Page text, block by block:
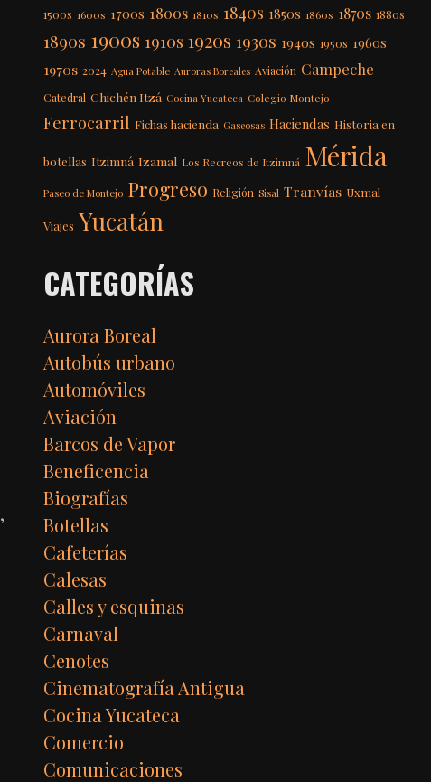
,
1500s 1600s 1700s 1800s 1810s 1840s 1850s 1860s 1870s 1880s
1890s 1900s 1910s 1920s 1930s 1940s 1950s 1960s
1970s 2024 Agua Potable Auroras Boreales Aviación Campeche
Catedral Chichén Itzá Cocina Yucateca Colegio Montejo
Ferrocarril Fichas hacienda Gaseosas Haciendas Historia en
botellas Itzimná Izamal Los Recreos de Itzimná Mérida
Paseo de Montejo Progreso Religión Sisal Tranvías Uxmal
Viajes Yucatán
CATEGORÍAS
Aurora Boreal
Autobús urbano
Automóviles
Aviación
Barcos de Vapor
Beneficencia
Biografías
Botellas
Cafeterías
Calesas
Calles y esquinas
Carnaval
Cenotes
Cinematografía Antigua
Cocina Yucateca
Comercio
Comunicaciones